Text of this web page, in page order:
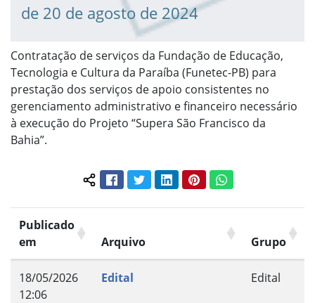
de 20 de agosto de 2024
Contratação de serviços da Fundação de Educação,
Tecnologia e Cultura da Paraíba (Funetec-PB) para
prestação dos serviços de apoio consistentes no
gerenciamento administrativo e financeiro necessário
à execução do Projeto “Supera São Francisco da
Bahia”.
Compartilhar conteúdo:
FacebookTwitterLinkedInPinterestWhatsApp
Publicado
em
Arquivo Grupo
18/05/2026
12:06
Edital Edital